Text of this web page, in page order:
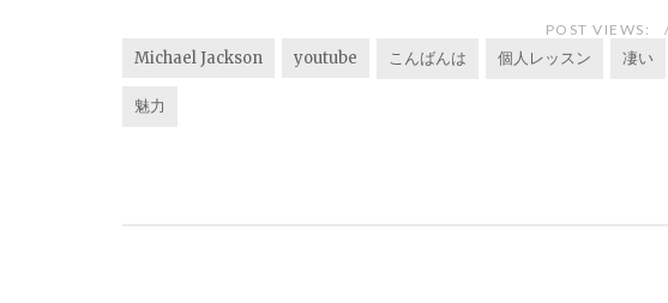
POST VIEWS:
Michael Jackson youtube こんばんは 個人レッスン 凄い
魅力